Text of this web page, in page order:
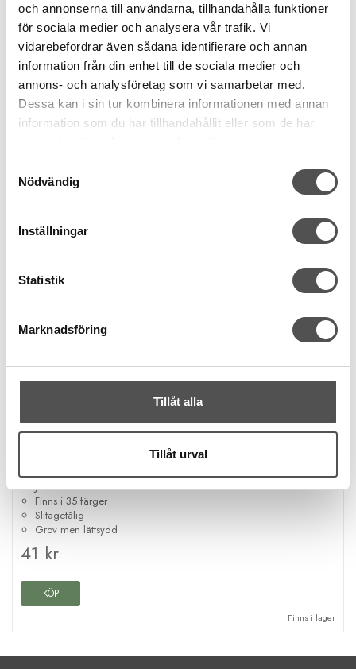
och annonserna till användarna, tillhandahålla funktioner
för sociala medier och analysera vår trafik. Vi
vidarebefordrar även sådana identifierare och annan
information från din enhet till de sociala medier och
annons- och analysföretag som vi samarbetar med.
Dessa kan i sin tur kombinera informationen med annan
information som du har tillhandahållit eller som de har
samlat in när du har använt deras tjänster.
Nödvändig
Inställningar
Statistik
Marknadsföring
Tillåt alla
Tillåt urval
543 kr
KÖP
Finns i lager
Jeanstråd 100 meter
Finns i 35 färger
Slitagetålig
Grov men lättsydd
41 kr
KÖP
Finns i lager